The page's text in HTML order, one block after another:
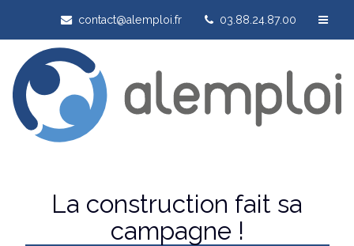
contact@alemploi.fr 03.88.24.87.00
La construction fait sa
campagne !